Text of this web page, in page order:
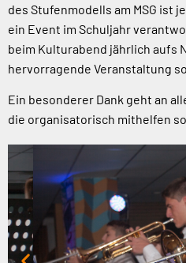
des Stufenmodells am MSG ist
ein Event im Schuljahr
beim Kulturabend jährlich aufs
hervorragende Veranstaltung
Ein besonderer Dank geht an
die organisatorisch mithelfen